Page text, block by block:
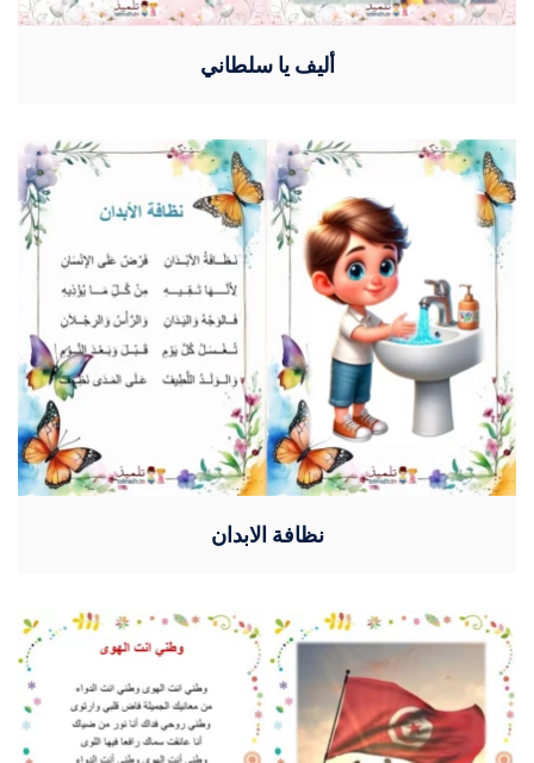
أليف يا سلطاني
نظافة الابدان